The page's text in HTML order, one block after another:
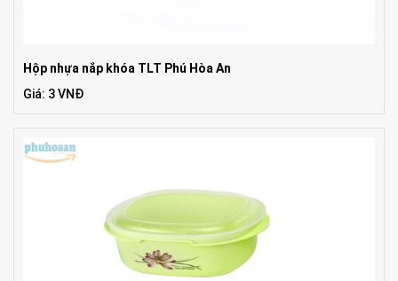
Hộp nhựa nắp khóa TLT Phú Hòa An
Giá: 3 VNĐ